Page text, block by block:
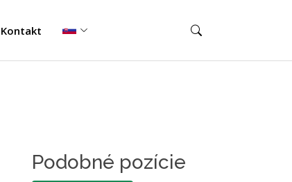
Kontakt
Podobné pozície